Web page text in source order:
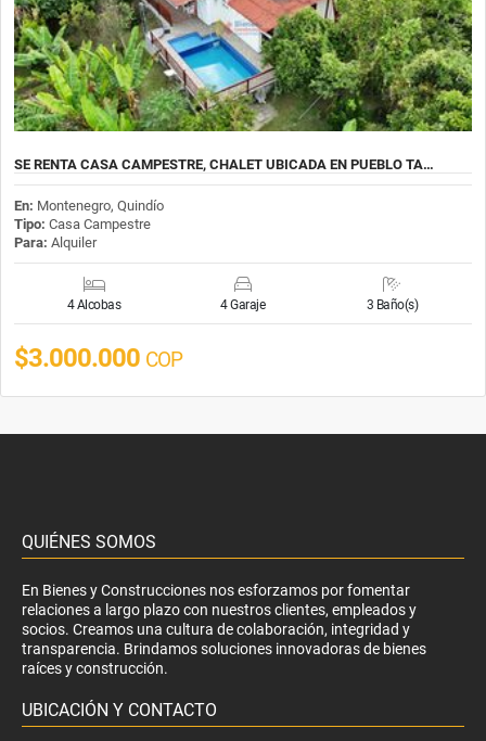
SE RENTA CASA CAMPESTRE, CHALET UBICADA EN PUEBLO TA…
En: Montenegro, Quindío
Tipo: Casa Campestre
Para: Alquiler
4 Alcobas 4 Garaje 3 Baño(s)
$3.000.000 COP
QUIÉNES SOMOS
En Bienes y Construcciones nos esforzamos por fomentar
relaciones a largo plazo con nuestros clientes, empleados y
socios. Creamos una cultura de colaboración, integridad y
transparencia. Brindamos soluciones innovadoras de bienes
raíces y construcción.
UBICACIÓN Y CONTACTO